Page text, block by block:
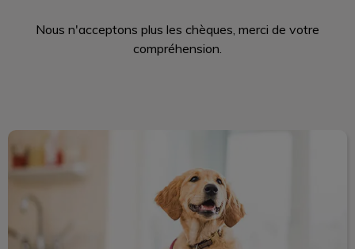
Nous n'acceptons plus les chèques, merci de votre
compréhension.
Services